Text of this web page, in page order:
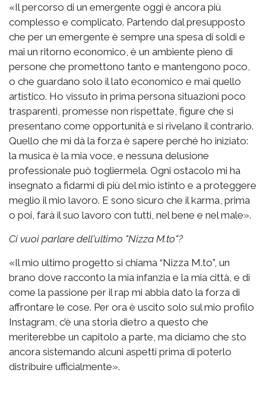
«Il percorso di un emergente oggi è ancora più
complesso e complicato. Partendo dal presupposto
che per un emergente è sempre una spesa di soldi e
mai un ritorno economico, è un ambiente pieno di
persone che promettono tanto e mantengono poco,
o che guardano solo il lato economico e mai quello
artistico. Ho vissuto in prima persona situazioni poco
trasparenti, promesse non rispettate, figure che si
presentano come opportunità e si rivelano il contrario.
Quello che mi dà la forza è sapere perché ho iniziato:
la musica è la mia voce, e nessuna delusione
professionale può togliermela. Ogni ostacolo mi ha
insegnato a fidarmi di più del mio istinto e a proteggere
meglio il mio lavoro. E sono sicuro che il karma, prima
o poi, farà il suo lavoro con tutti, nel bene e nel male».
Ci vuoi parlare dell'ultimo "Nizza M.to"?
«Il mio ultimo progetto si chiama “Nizza M.to”, un
brano dove racconto la mia infanzia e la mia città, e di
come la passione per il rap mi abbia dato la forza di
affrontare le cose. Per ora è uscito solo sul mio profilo
Instagram, c’è una storia dietro a questo che
meriterebbe un capitolo a parte, ma diciamo che sto
ancora sistemando alcuni aspetti prima di poterlo
distribuire ufficialmente».